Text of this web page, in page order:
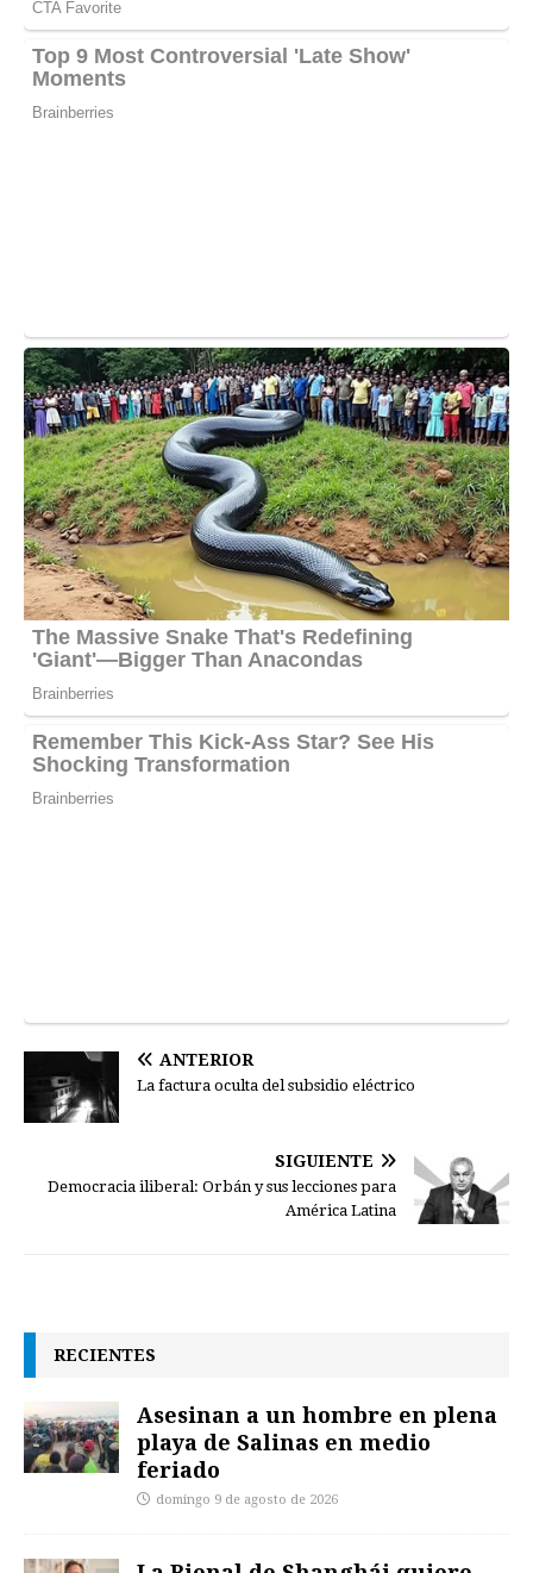
ANTERIOR
La factura oculta del subsidio eléctrico
SIGUIENTE
Democracia iliberal: Orbán y sus lecciones para
América Latina
RECIENTES
Asesinan a un hombre en plena
playa de Salinas en medio
feriado
domingo 9 de agosto de 2026